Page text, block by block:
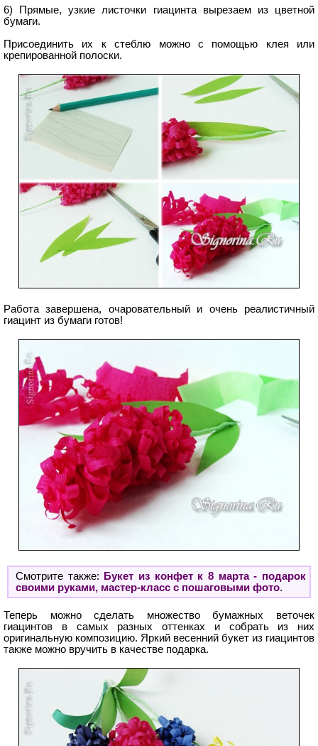
6) Прямые, узкие листочки гиацинта вырезаем из цветной
бумаги.
Присоединить их к стеблю можно с помощью клея или
крепированной полоски.
Работа завершена, очаровательный и очень реалистичный
гиацинт из бумаги готов!
Смотрите также:
Букет из конфет к 8 марта - подарок
своими руками, мастер-класс с пошаговыми фото.
Теперь можно сделать множество бумажных веточек
гиацинтов в самых разных оттенках и собрать из них
оригинальную композицию. Яркий весенний букет из гиацинтов
также можно вручить в качестве подарка.